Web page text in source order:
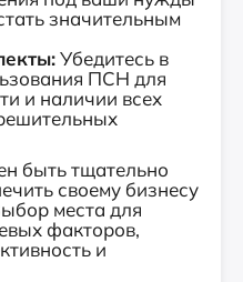
значительным
Убедитесь в
ПСН для
и наличии всех
быть тщательно
своему бизнесу
места для
факторов,
и